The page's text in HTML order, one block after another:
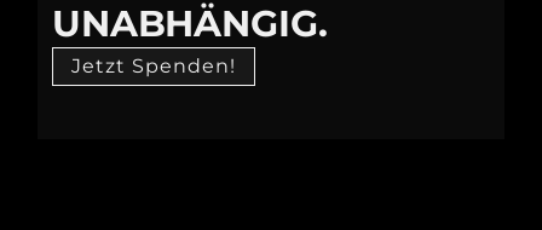
UNABHÄNGIG.
Jetzt Spenden!